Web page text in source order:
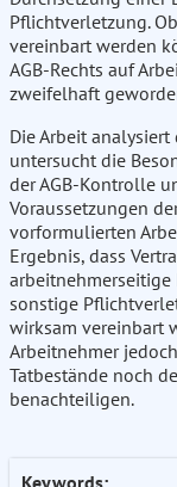
Pflichtverletzung.
vereinbart werden
AGB-Rechts auf
zweifelhaft
Die Arbeit
untersucht die
der AGB-Kontrolle
Voraussetzungen
vorformulierten
Ergebnis, dass
sonstige
wirksam vereinbart
Arbeitnehmer
Tatbestände noch
benachteiligen.